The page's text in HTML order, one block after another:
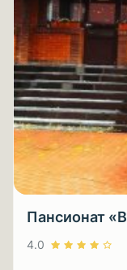
Пансионат
4.0